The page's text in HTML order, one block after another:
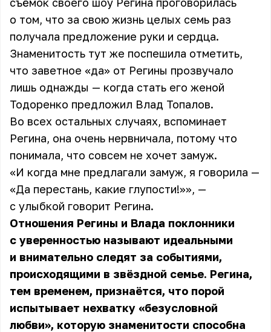
о том, что за свою жизнь целых семь раз
получала предложение руки и сердца.
Знаменитость тут же поспешила отметить,
что заветное «да» от Регины прозвучало
лишь однажды — когда стать его женой
Тодоренко предложил Влад Топалов.
Во всех остальных случаях, вспоминает
Регина, она очень нервничала, потому что
понимала, что совсем не хочет замуж.
«И когда мне предлагали замуж, я говорила —
«Да перестань, какие глупости!»», —
с улыбкой говорит Регина.
Отношения Регины и Влада поклонники
с уверенностью называют идеальными
и внимательно следят за событиями,
происходящими в звёздной семье. Регина,
тем временем, признаётся, что порой
испытывает нехватку «безусловной
любви», которую знаменитости способна